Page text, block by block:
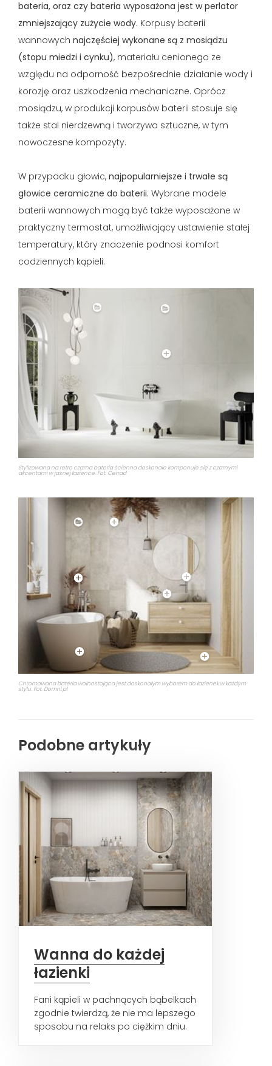
bateria, oraz czy bateria wyposażona jest w perlator
zmniejszający zużycie wody. Korpusy baterii
wannowych najczęściej wykonane są z mosiądzu
(stopu miedzi i cynku), materiału cenionego ze
względu na odporność bezpośrednie działanie wody i
korozję oraz uszkodzenia mechaniczne. Oprócz
mosiądzu, w produkcji korpusów baterii stosuje się
także stal nierdzewną i tworzywa sztuczne, w tym
nowoczesne kompozyty.
W przypadku głowic, najpopularniejsze i trwałe są
głowice ceramiczne do baterii. Wybrane modele
baterii wannowych mogą być także wyposażone w
praktyczny termostat, umożliwiający ustawienie stałej
temperatury, który znaczenie podnosi komfort
codziennych kąpieli.
Stylizowana na retro czarna bateria ścienna doskonale komponuje się z czarnymi
akcentami w jasnej łazience. Fot. Cerrad
Chromowana bateria wolnostojąca jest doskonałym wyborem do łazienek w każdym
stylu. Fot. Domni.pl
Podobne artykuły
Wanna do każdej
łazienki
Fani kąpieli w pachnących bąbelkach
zgodnie twierdzą, że nie ma lepszego
sposobu na relaks po ciężkim dniu.